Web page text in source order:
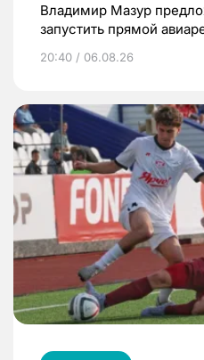
Владимир Мазур
запустить прямой
20:40 / 06.08.26